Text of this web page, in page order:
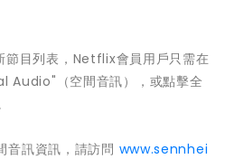
節目列表，Netflix會員用戶只需在
Audio"（空間音訊），或點擊全
音訊資訊，請訪問 www.sennhei